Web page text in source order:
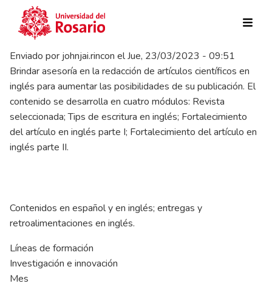
Pasar al contenido principal
Enviado por johnjai.rincon elJue, 23/03/2023 - 09:51
Brindar asesoría en la redacción de artículos científicos en
inglés para aumentar las posibilidades de su publicación. El
contenido se desarrolla en cuatro módulos: Revista
seleccionada; Tips de escritura en inglés; Fortalecimiento
del artículo en inglés parte I; Fortalecimiento del artículo en
inglés parte II.
Contenidos en español y en inglés; entregas y
retroalimentaciones en inglés.
Líneas de formación
Investigación e innovación
Mes